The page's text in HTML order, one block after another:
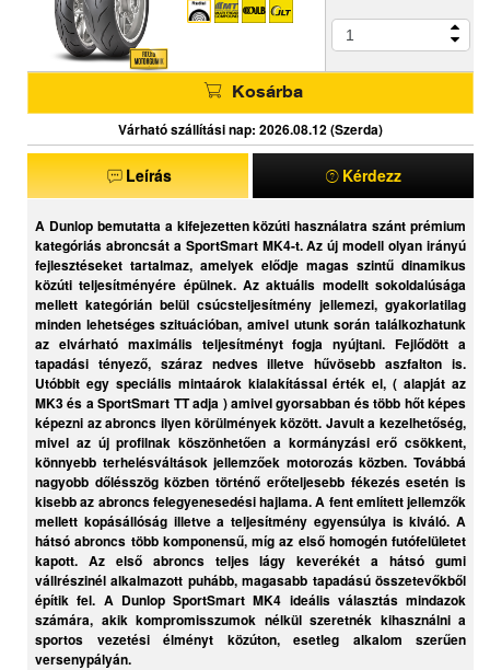
Kosárba
Várható szállítási nap: 2026.08.12 (Szerda)
Leírás Kérdezz
A Dunlop bemutatta a kifejezetten közúti használatra szánt prémium
kategóriás abroncsát a SportSmart MK4-t. Az új modell olyan irányú
fejlesztéseket tartalmaz, amelyek elődje magas szintű dinamikus
közúti teljesítményére épülnek. Az aktuális modellt sokoldalúsága
mellett kategórián belül csúcsteljesítmény jellemezi, gyakorlatilag
minden lehetséges szituációban, amivel utunk során találkozhatunk
az elvárható maximális teljesítményt fogja nyújtani. Fejlődött a
tapadási tényező, száraz nedves illetve hűvösebb aszfalton is.
Utóbbit egy speciális mintaárok kialakítással érték el, ( alapját az
MK3 és a SportSmart TT adja ) amivel gyorsabban és több hőt képes
képezni az abroncs ilyen körülmények között. Javult a kezelhetőség,
mivel az új profilnak köszönhetően a kormányzási erő csökkent,
könnyebb terhelésváltások jellemzőek motorozás közben. Továbbá
nagyobb dőlésszög közben történő erőteljesebb fékezés esetén is
kisebb az abroncs felegyenesedési hajlama. A fent említett jellemzők
mellett kopásállóság illetve a teljesítmény egyensúlya is kiváló. A
hátsó abroncs több komponensű, míg az első homogén futófelületet
kapott. Az első abroncs teljes lágy keverékét a hátsó gumi
vállrészinél alkalmazott puhább, magasabb tapadású összetevőkből
építik fel. A Dunlop SportSmart MK4 ideális választás mindazok
számára, akik kompromisszumok nélkül szeretnék kihasználni a
sportos vezetési élményt közúton, esetleg alkalom szerűen
versenypályán.